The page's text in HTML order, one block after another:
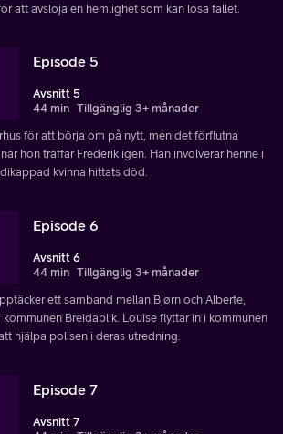
att avslöja en hemlighet som kan lösa fallet.
Episode 5
Avsnitt 5
44 min Tillgänglig 3+ månader
för att börja om på nytt, men det förflutna
hon träffar Frederik igen. Han involverar henne i
kvinna hittats död.
Episode 6
Avsnitt 6
44 min Tillgänglig 3+ månader
ett samband mellan Bjørn och Alberte,
Breidablik. Louise flyttar in i kommunen
hjälpa polisen i deras utredning.
Episode 7
Avsnitt 7